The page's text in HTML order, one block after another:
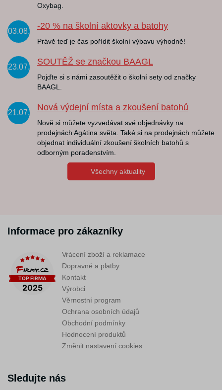
Oxybag.
03.08.
-20 % na školní aktovky a batohy
Právě teď je čas pořídit školní výbavu výhodně!
23.07.
SOUTĚŽ se značkou BAAGL
Pojďte si s námi zasoutěžit o školní sety od značky
BAAGL.
21.07.
Nová výdejní místa a zkoušení batohů
Nově si můžete vyzvedávat své objednávky na
prodejnách Agátina světa. Také si na prodejnách můžete
objednat individuální zkoušení školních batohů s
odborným poradenstvím.
Všechny aktuality
Informace pro zákazníky
Vrácení zboží a reklamace
Dopravné a platby
Kontakt
Výrobci
Věrnostní program
Ochrana osobních údajů
Obchodní podmínky
Hodnocení produktů
Změnit nastavení cookies
Sledujte nás